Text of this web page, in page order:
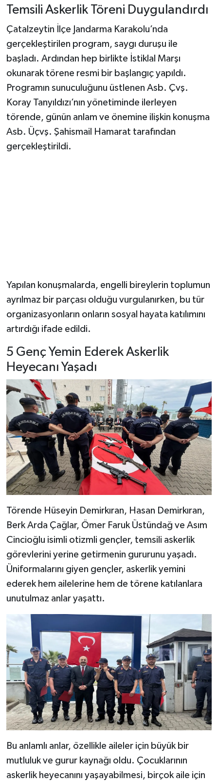
Temsili Askerlik Töreni Duygulandırdı
Çatalzeytin İlçe Jandarma Karakolu’nda
gerçekleştirilen program, saygı duruşu ile
başladı. Ardından hep birlikte İstiklal Marşı
okunarak törene resmi bir başlangıç yapıldı.
Programın sunuculuğunu üstlenen Asb. Çvş.
Koray Tanyıldızı’nın yönetiminde ilerleyen
törende, günün anlam ve önemine ilişkin konuşma
Asb. Üçvş. Şahismail Hamarat tarafından
gerçekleştirildi.
Yapılan konuşmalarda, engelli bireylerin toplumun
ayrılmaz bir parçası olduğu vurgulanırken, bu tür
organizasyonların onların sosyal hayata katılımını
artırdığı ifade edildi.
5 Genç Yemin Ederek Askerlik
Heyecanı Yaşadı
Törende Hüseyin Demirkıran, Hasan Demirkıran,
Berk Arda Çağlar, Ömer Faruk Üstündağ ve Asım
Cincioğlu isimli otizmli gençler, temsili askerlik
görevlerini yerine getirmenin gururunu yaşadı.
Üniformalarını giyen gençler, askerlik yemini
ederek hem ailelerine hem de törene katılanlara
unutulmaz anlar yaşattı.
Bu anlamlı anlar, özellikle aileler için büyük bir
mutluluk ve gurur kaynağı oldu. Çocuklarının
askerlik heyecanını yaşayabilmesi, birçok aile için
Tosya Haberleri
Karadeniz Haberleri
Ulusal Haberler
Siyaset Haberleri
Dünya Haberleri